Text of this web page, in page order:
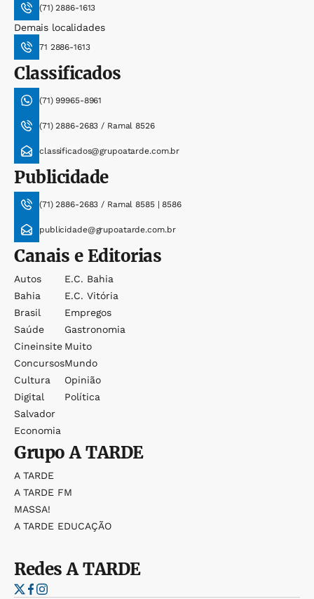
(71) 2886-1613
Demais localidades
71 2886-1613
Classificados
(71) 99965-8961
(71) 2886-2683 / Ramal 8526
classificados@grupoatarde.com.br
Publicidade
(71) 2886-2683 / Ramal 8585 | 8586
publicidade@grupoatarde.com.br
Canais e Editorias
Autos
Bahia
Brasil
Saúde
Cineinsite
Concursos
Cultura
Digital
Salvador
Economia
E.c. Bahia
E.c. Vitória
Empregos
Gastronomia
Muito
Mundo
Opinião
Política
GrupoA TARDE
A TARDE
A TARDE FM
MASSA!
A TARDE EDUCAÇÃO
RedesA TARDE